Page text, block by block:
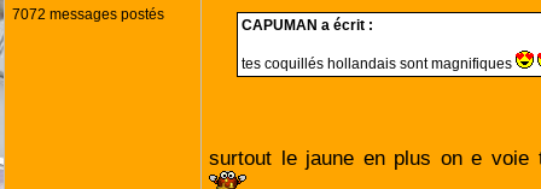
7072 messages postés
CAPUMAN a écrit :
tes coquillés hollandais sont magnifiques
surtout le jaune en plus on e